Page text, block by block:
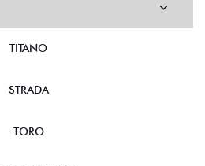
TITANO
STRADA
TORO